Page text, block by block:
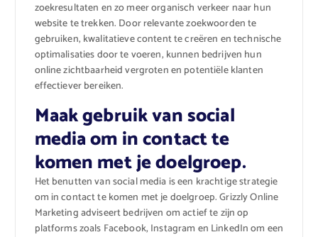
zoekresultaten en zo meer organisch verkeer naar hun
website te trekken. Door relevante zoekwoorden te
gebruiken, kwalitatieve content te creëren en technische
optimalisaties door te voeren, kunnen bedrijven hun
online zichtbaarheid vergroten en potentiële klanten
effectiever bereiken.
Maak gebruik van social
media om in contact te
komen met je doelgroep.
Het benutten van social media is een krachtige strategie
om in contact te komen met je doelgroep. Grizzly Online
Marketing adviseert bedrijven om actief te zijn op
platforms zoals Facebook, Instagram en LinkedIn om een